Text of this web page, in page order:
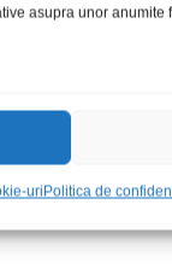
asupra unor anumite
uriPolitica de